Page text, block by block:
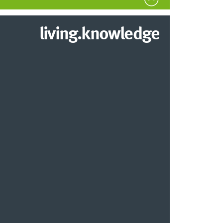
living.knowledge